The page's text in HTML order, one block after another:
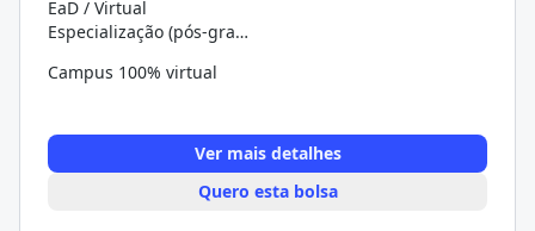
EaD / Virtual
Especialização (pós-graduação)
Campus 100% virtual
Ver mais detalhes
Quero esta bolsa